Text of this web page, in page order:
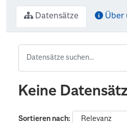
Datensätze Über
Keine
Sortieren nach